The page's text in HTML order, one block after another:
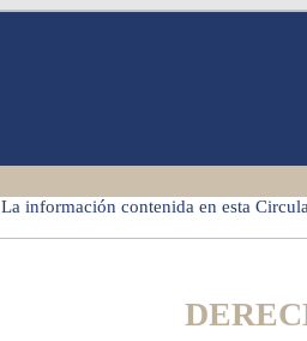
La información contenida en esta